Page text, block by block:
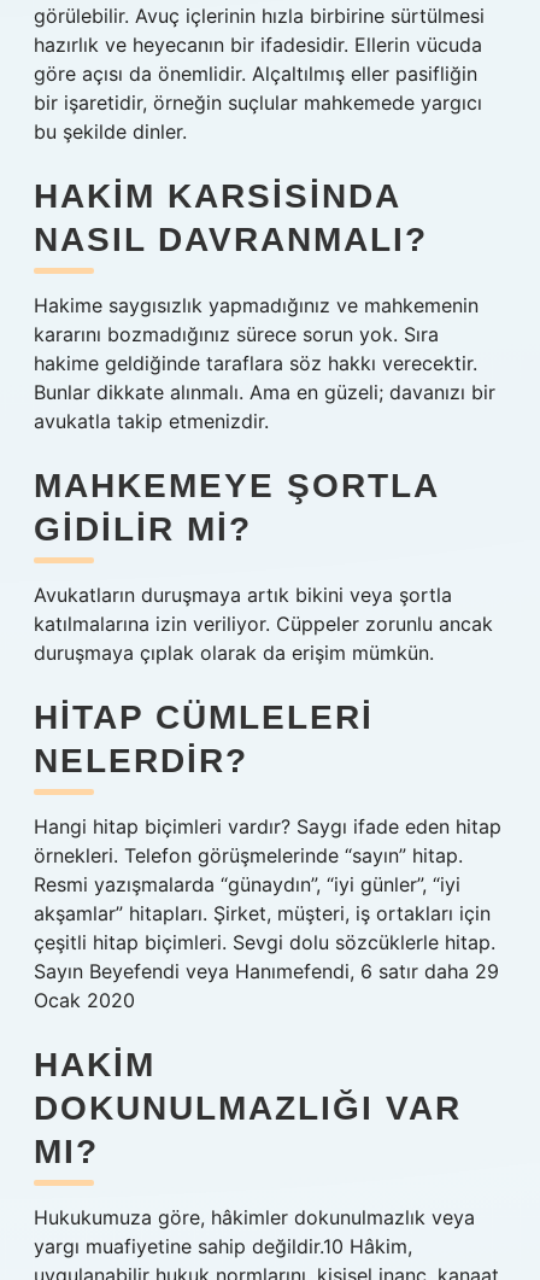
görülebilir. Avuç içlerinin hızla birbirine sürtülmesi
hazırlık ve heyecanın bir ifadesidir. Ellerin vücuda
göre açısı da önemlidir. Alçaltılmış eller pasifliğin
bir işaretidir, örneğin suçlular mahkemede yargıcı
bu şekilde dinler.
HAKIM KARSISINDA
NASIL DAVRANMALI?
Hakime saygısızlık yapmadığınız ve mahkemenin
kararını bozmadığınız sürece sorun yok. Sıra
hakime geldiğinde taraflara söz hakkı verecektir.
Bunlar dikkate alınmalı. Ama en güzeli; davanızı bir
avukatla takip etmenizdir.
MAHKEMEYE ŞORTLA
GIDILIR MI?
Avukatların duruşmaya artık bikini veya şortla
katılmalarına izin veriliyor. Cüppeler zorunlu ancak
duruşmaya çıplak olarak da erişim mümkün.
HITAP CÜMLELERI
NELERDIR?
Hangi hitap biçimleri vardır? Saygı ifade eden hitap
örnekleri. Telefon görüşmelerinde “sayın” hitap.
Resmi yazışmalarda “günaydın”, “iyi günler”, “iyi
akşamlar” hitapları. Şirket, müşteri, iş ortakları için
çeşitli hitap biçimleri. Sevgi dolu sözcüklerle hitap.
Sayın Beyefendi veya Hanımefendi, 6 satır daha 29
Ocak 2020
HAKIM
DOKUNULMAZLIĞI VAR
MI?
Hukukumuza göre, hâkimler dokunulmazlık veya
yargı muafiyetine sahip değildir.10 Hâkim,
uygulanabilir hukuk normlarını, kişisel inanç, kanaat